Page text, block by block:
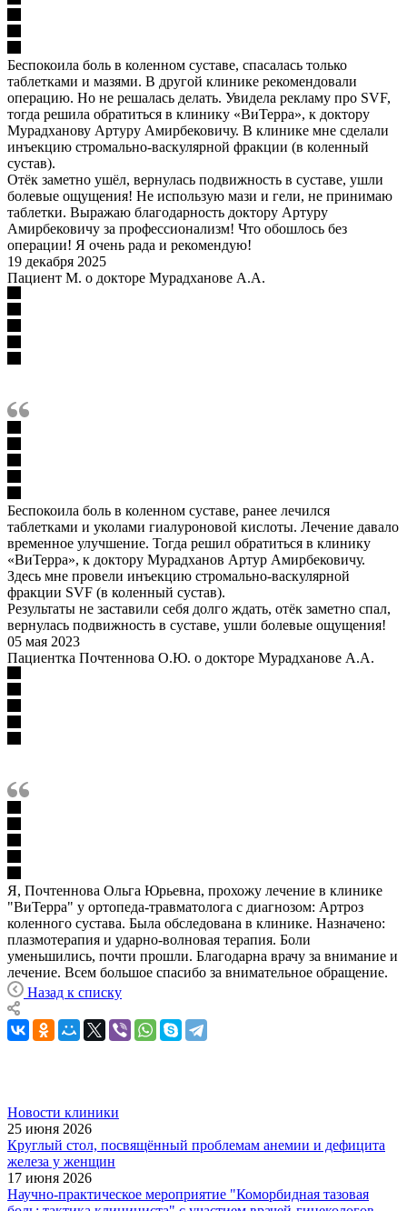
Беспокоила боль в коленном суставе, спасалась только
таблетками и мазями. В другой клинике рекомендовали
операцию. Но не решалась делать. Увидела рекламу про SVF,
тогда решила обратиться в клинику «ВиТерра», к доктору
Мурадханову Артуру Амирбековичу. В клинике мне сделали
инъекцию стромально-васкулярной фракции (в коленный
сустав).
Отёк заметно ушёл, вернулась подвижность в суставе, ушли
болевые ощущения! Не использую мази и гели, не принимаю
таблетки. Выражаю благодарность доктору Артуру
Амирбековичу за профессионализм! Что обошлось без
операции! Я очень рада и рекомендую!
19 декабря 2025
Пациент М. о докторе Мурадханове А.А.
Беспокоила боль в коленном суставе, ранее лечился
таблетками и уколами гиалуроновой кислоты. Лечение давало
временное улучшение. Тогда решил обратиться в клинику
«ВиТерра», к доктору Мурадханов Артур Амирбековичу.
Здесь мне провели инъекцию стромально-васкулярной
фракции SVF (в коленный сустав).
Результаты не заставили себя долго ждать, отёк заметно спал,
вернулась подвижность в суставе, ушли болевые ощущения!
05 мая 2023
Пациентка Почтеннова О.Ю. о докторе Мурадханове А.А.
Я, Почтеннова Ольга Юрьевна, прохожу лечение в клинике
"ВиТерра" у ортопеда-травматолога с диагнозом: Артроз
коленного сустава. Была обследована в клинике. Назначено:
плазмотерапия и ударно-волновая терапия. Боли
уменьшились, почти прошли. Благодарна врачу за внимание и
лечение. Всем большое спасибо за внимательное обращение.
Назад к списку
Новости клиники
25 июня 2026
Круглый стол, посвящённый проблемам анемии и дефицита
железа у женщин
17 июня 2026
Научно-практическое мероприятие "Коморбидная тазовая